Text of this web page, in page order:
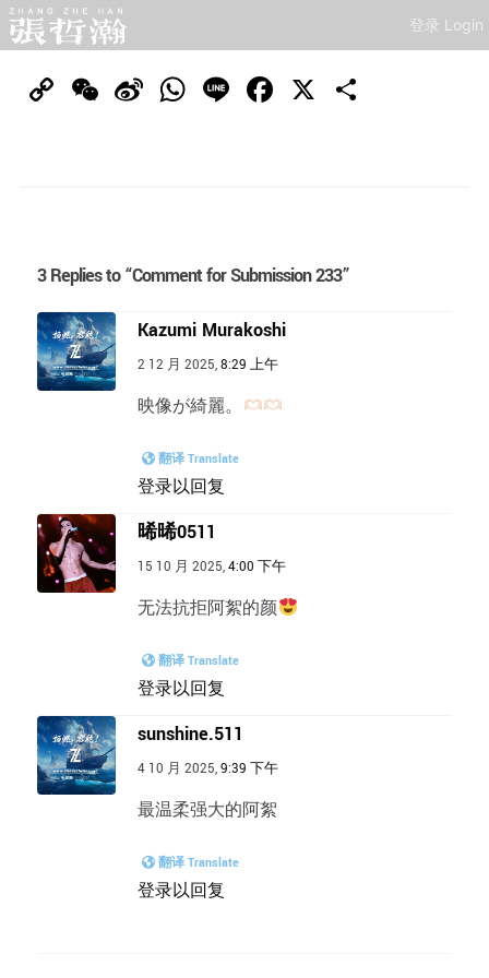
登录 Login
CopyWeChat
SinaWhatsApp
Line Facebook
X
3 Replies to “Comment for Submission 233”
Kazumi Murakoshi
2 12 月 2025,8:29 上午
映像が綺麗。
翻译 Translate
登录以回复
晞晞0511
15 10 月 2025,4:00 下午
无法抗拒阿絮的颜
翻译 Translate
登录以回复
sunshine.511
4 10 月 2025,9:39 下午
最温柔强大的阿絮
翻译 Translate
登录以回复